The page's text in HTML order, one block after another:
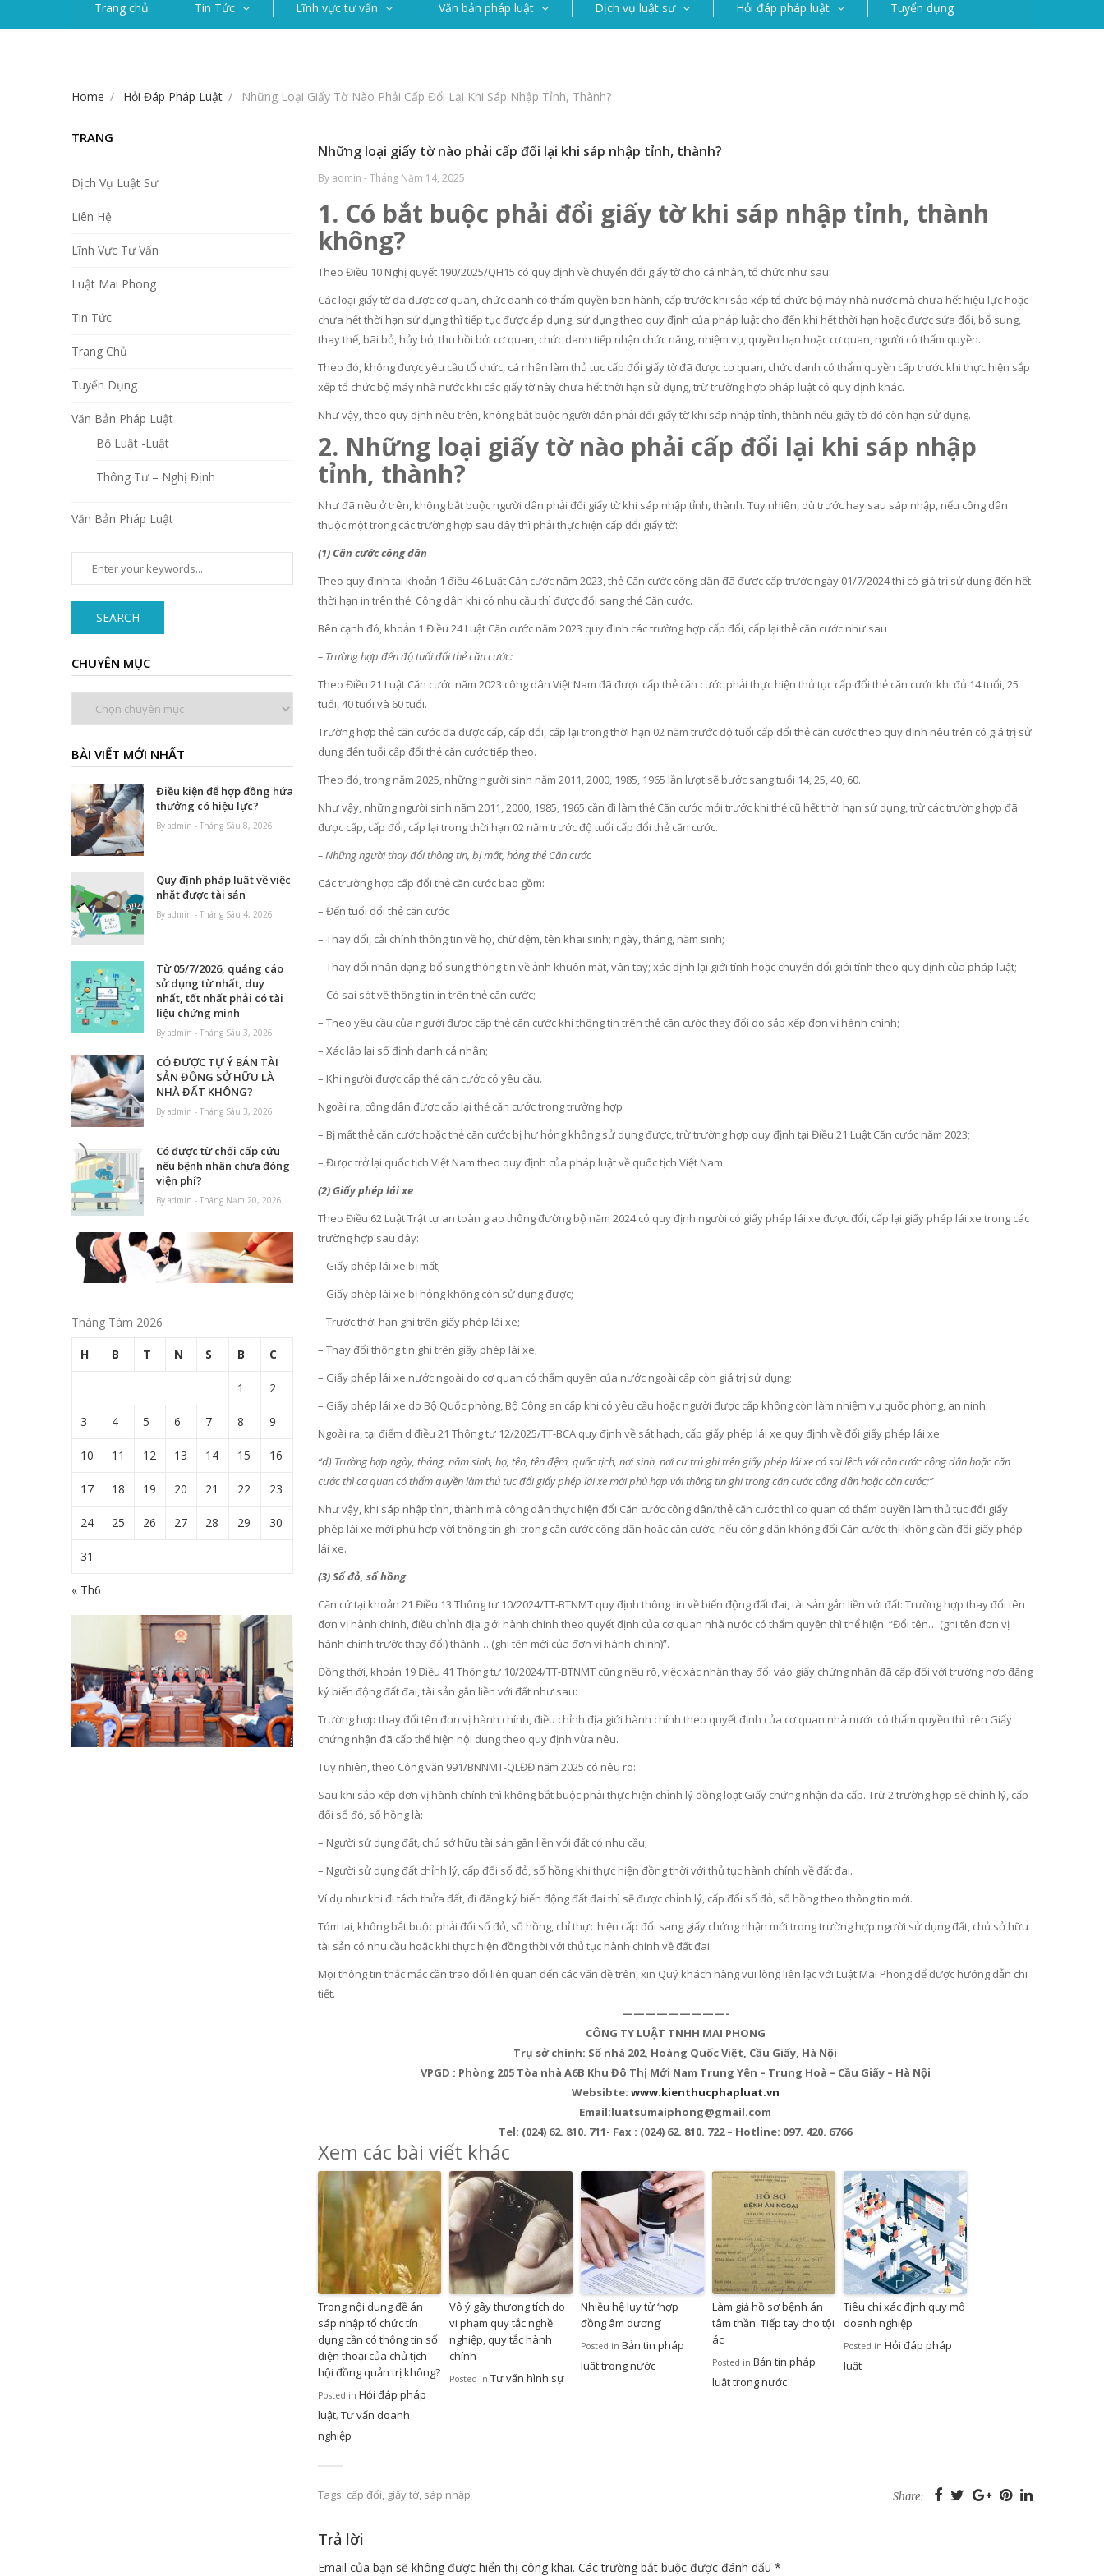
Trang chủ Tin Tức Lĩnh vực tư vấn Văn bản pháp luật Dịch vụ luật sư Hỏi đáp pháp luật Tuyển dụng
Home Hỏi Đáp Pháp Luật Những Loại Giấy Tờ Nào Phải Cấp Đổi Lại Khi Sáp Nhập Tỉnh, Thành?
Những loại giấy tờ nào phải cấp đổi lại khi sáp nhập tỉnh, thành?
By admin - Tháng Năm 14, 2025
1. Có bắt buộc phải đổi giấy tờ khi sáp nhập tỉnh, thành
không?
Theo Điều 10 Nghị quyết 190/2025/QH15 có quy định về chuyển đổi giấy tờ cho cá nhân, tổ chức như sau:
Các loại giấy tờ đã được cơ quan, chức danh có thẩm quyền ban hành, cấp trước khi sắp xếp tổ chức bộ máy nhà nước mà chưa hết hiệu lực hoặc
chưa hết thời hạn sử dụng thì tiếp tục được áp dụng, sử dụng theo quy định của pháp luật cho đến khi hết thời hạn hoặc được sửa đổi, bổ sung,
thay thế, bãi bỏ, hủy bỏ, thu hồi bởi cơ quan, chức danh tiếp nhận chức năng, nhiệm vụ, quyền hạn hoặc cơ quan, người có thẩm quyền.
Theo đó, không được yêu cầu tổ chức, cá nhân làm thủ tục cấp đổi giấy tờ đã được cơ quan, chức danh có thẩm quyền cấp trước khi thực hiện sắp
xếp tổ chức bộ máy nhà nước khi các giấy tờ này chưa hết thời hạn sử dụng, trừ trường hợp pháp luật có quy định khác.
Như vậy, theo quy định nêu trên, không bắt buộc người dân phải đổi giấy tờ khi sáp nhập tỉnh, thành nếu giấy tờ đó còn hạn sử dụng.
2. Những loại giấy tờ nào phải cấp đổi lại khi sáp nhập
tỉnh, thành?
Như đã nêu ở trên, không bắt buộc người dân phải đổi giấy tờ khi sáp nhập tỉnh, thành. Tuy nhiên, dù trước hay sau sáp nhập, nếu công dân
thuộc một trong các trường hợp sau đây thì phải thực hiện cấp đổi giấy tờ:
(1) Căn cước công dân
Theo quy định tại khoản 1 điều 46 Luật Căn cước năm 2023, thẻ Căn cước công dân đã được cấp trước ngày 01/7/2024 thì có giá trị sử dụng đến hết
thời hạn in trên thẻ. Công dân khi có nhu cầu thì được đổi sang thẻ Căn cước.
Bên cạnh đó, khoản 1 Điều 24 Luật Căn cước năm 2023 quy định các trường hợp cấp đổi, cấp lại thẻ căn cước như sau
– Trường hợp đến độ tuổi đổi thẻ căn cước:
Theo Điều 21 Luật Căn cước năm 2023 công dân Việt Nam đã được cấp thẻ căn cước phải thực hiện thủ tục cấp đổi thẻ căn cước khi đủ 14 tuổi, 25
tuổi, 40 tuổi và 60 tuổi.
Trường hợp thẻ căn cước đã được cấp, cấp đổi, cấp lại trong thời hạn 02 năm trước độ tuổi cấp đổi thẻ căn cước theo quy định nêu trên có giá trị sử
dụng đến tuổi cấp đổi thẻ căn cước tiếp theo.
Theo đó, trong năm 2025, những người sinh năm 2011, 2000, 1985, 1965 lần lượt sẽ bước sang tuổi 14, 25, 40, 60.
Như vậy, những người sinh năm 2011, 2000, 1985, 1965 cần đi làm thẻ Căn cước mới trước khi thẻ cũ hết thời hạn sử dụng, trừ các trường hợp đã
được cấp, cấp đổi, cấp lại trong thời hạn 02 năm trước độ tuổi cấp đổi thẻ căn cước.
– Những người thay đổi thông tin, bị mất, hỏng thẻ Căn cước
Các trường hợp cấp đổi thẻ căn cước bao gồm:
– Đến tuổi đổi thẻ căn cước
– Thay đổi, cải chính thông tin về họ, chữ đệm, tên khai sinh; ngày, tháng, năm sinh;
– Thay đổi nhân dạng; bổ sung thông tin về ảnh khuôn mặt, vân tay; xác định lại giới tính hoặc chuyển đổi giới tính theo quy định của pháp luật;
– Có sai sót về thông tin in trên thẻ căn cước;
– Theo yêu cầu của người được cấp thẻ căn cước khi thông tin trên thẻ căn cước thay đổi do sắp xếp đơn vị hành chính;
– Xác lập lại số định danh cá nhân;
– Khi người được cấp thẻ căn cước có yêu cầu.
Ngoài ra, công dân được cấp lại thẻ căn cước trong trường hợp
– Bị mất thẻ căn cước hoặc thẻ căn cước bị hư hỏng không sử dụng được, trừ trường hợp quy định tại Điều 21 Luật Căn cước năm 2023;
– Được trở lại quốc tịch Việt Nam theo quy định của pháp luật về quốc tịch Việt Nam.
(2) Giấy phép lái xe
Theo Điều 62 Luật Trật tự an toàn giao thông đường bộ năm 2024 có quy định người có giấy phép lái xe được đổi, cấp lại giấy phép lái xe trong các
trường hợp sau đây:
– Giấy phép lái xe bị mất;
– Giấy phép lái xe bị hỏng không còn sử dụng được;
– Trước thời hạn ghi trên giấy phép lái xe;
– Thay đổi thông tin ghi trên giấy phép lái xe;
– Giấy phép lái xe nước ngoài do cơ quan có thẩm quyền của nước ngoài cấp còn giá trị sử dụng;
– Giấy phép lái xe do Bộ Quốc phòng, Bộ Công an cấp khi có yêu cầu hoặc người được cấp không còn làm nhiệm vụ quốc phòng, an ninh.
Ngoài ra, tại điểm d điều 21 Thông tư 12/2025/TT-BCA quy định về sát hạch, cấp giấy phép lái xe quy định về đổi giấy phép lái xe:
“d) Trường hợp ngày, tháng, năm sinh, họ, tên, tên đệm, quốc tịch, nơi sinh, nơi cư trú ghi trên giấy phép lái xe có sai lệch với căn cước công dân hoặc căn
cước thì cơ quan có thẩm quyền làm thủ tục đổi giấy phép lái xe mới phù hợp với thông tin ghi trong căn cước công dân hoặc căn cước;”
Như vậy, khi sáp nhập tỉnh, thành mà công dân thực hiện đổi Căn cước công dân/thẻ căn cước thì cơ quan có thẩm quyền làm thủ tục đổi giấy
phép lái xe mới phù hợp với thông tin ghi trong căn cước công dân hoặc căn cước; nếu công dân không đổi Căn cước thì không cần đổi giấy phép
lái xe.
(3) Sổ đỏ, sổ hồng
Căn cứ tại khoản 21 Điều 13 Thông tư 10/2024/TT-BTNMT quy định thông tin về biến động đất đai, tài sản gắn liền với đất: Trường hợp thay đổi tên
đơn vị hành chính, điều chỉnh địa giới hành chính theo quyết định của cơ quan nhà nước có thẩm quyền thì thể hiện: “Đổi tên… (ghi tên đơn vị
hành chính trước thay đổi) thành… (ghi tên mới của đơn vị hành chính)”.
Đồng thời, khoản 19 Điều 41 Thông tư 10/2024/TT-BTNMT cũng nêu rõ, việc xác nhận thay đổi vào giấy chứng nhận đã cấp đối với trường hợp đăng
ký biến động đất đai, tài sản gắn liền với đất như sau:
Trường hợp thay đổi tên đơn vị hành chính, điều chỉnh địa giới hành chính theo quyết định của cơ quan nhà nước có thẩm quyền thì trên Giấy
chứng nhận đã cấp thể hiện nội dung theo quy định vừa nêu.
Tuy nhiên, theo Công văn 991/BNNMT-QLĐĐ năm 2025 có nêu rõ:
Sau khi sắp xếp đơn vị hành chính thì không bắt buộc phải thực hiện chỉnh lý đồng loạt Giấy chứng nhận đã cấp. Trừ 2 trường hợp sẽ chỉnh lý, cấp
đổi sổ đỏ, sổ hồng là:
– Người sử dụng đất, chủ sở hữu tài sản gắn liền với đất có nhu cầu;
– Người sử dụng đất chỉnh lý, cấp đổi sổ đỏ, sổ hồng khi thực hiện đồng thời với thủ tục hành chính về đất đai.
Ví dụ như khi đi tách thửa đất, đi đăng ký biến động đất đai thì sẽ được chỉnh lý, cấp đổi sổ đỏ, sổ hồng theo thông tin mới.
Tóm lại, không bắt buộc phải đổi sổ đỏ, sổ hồng, chỉ thực hiện cấp đổi sang giấy chứng nhận mới trong trường hợp người sử dụng đất, chủ sở hữu
tài sản có nhu cầu hoặc khi thực hiện đồng thời với thủ tục hành chính về đất đai.
Mọi thông tin thắc mắc cần trao đổi liên quan đến các vấn đề trên, xin Quý khách hàng vui lòng liên lạc với Luật Mai Phong để được hướng dẫn chi
tiết.
—————————-
CÔNG TY LUẬT TNHH MAI PHONG
Trụ sở chính: Số nhà 202, Hoàng Quốc Việt, Cầu Giấy, Hà Nội
VPGD : Phòng 205 Tòa nhà A6B Khu Đô Thị Mới Nam Trung Yên – Trung Hoà – Cầu Giấy – Hà Nội
Websibte: www.kienthucphapluat.vn
Email:luatsumaiphong@gmail.com
Tel: (024) 62. 810. 711- Fax : (024) 62. 810. 722 – Hotline: 097. 420. 6766
Xem các bài viết khác
Trong nội dung đề án
sáp nhập tổ chức tín
dụng cần có thông tin số
điện thoại của chủ tịch
hội đồng quản trị không?
Posted in Hỏi đáp pháp
luật, Tư vấn doanh
nghiệp
Vô ý gây thương tích do
vi phạm quy tắc nghề
nghiệp, quy tắc hành
chính
Posted in Tư vấn hình sự
Nhiều hệ lụy từ ‘hợp
đồng âm dương’
Posted in Bản tin pháp
luật trong nước
Làm giả hồ sơ bệnh án
tâm thần: Tiếp tay cho tội
ác
Posted in Bản tin pháp
luật trong nước
Tiêu chí xác định quy mô
doanh nghiệp
Posted in Hỏi đáp pháp
luật
Tags: cấp đổi, giấy tờ, sáp nhập Share:
Trả lời
Email của bạn sẽ không được hiển thị công khai. Các trường bắt buộc được đánh dấu *
TRANG
Dịch Vụ Luật Sư
Liên Hệ
Lĩnh Vực Tư Vấn
Luật Mai Phong
Tin Tức
Trang Chủ
Tuyển Dụng
Văn Bản Pháp Luật
Bộ Luật -Luật
Thông Tư – Nghị Định
Văn Bản Pháp Luật
SEARCH
CHUYÊN MỤC
BÀI VIẾT MỚI NHẤT
Điều kiện để hợp đồng hứa
thưởng có hiệu lực?
By admin - Tháng Sáu 8, 2026
Quy định pháp luật về việc
nhặt được tài sản
By admin - Tháng Sáu 4, 2026
Từ 05/7/2026, quảng cáo
sử dụng từ nhất, duy
nhất, tốt nhất phải có tài
liệu chứng minh
By admin - Tháng Sáu 3, 2026
CÓ ĐƯỢC TỰ Ý BÁN TÀI
SẢN ĐỒNG SỞ HỮU LÀ
NHÀ ĐẤT KHÔNG?
By admin - Tháng Sáu 3, 2026
Có được từ chối cấp cứu
nếu bệnh nhân chưa đóng
viện phí?
By admin - Tháng Năm 20, 2026
Tháng Tám 2026
H B T N S B C
1 2
3 4 5 6 7 8 9
10 11 12 13 14 15 16
17 18 19 20 21 22 23
24 25 26 27 28 29 30
31
« Th6